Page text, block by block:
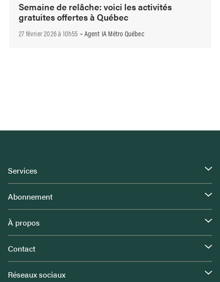
Semaine de relâche: voici les activités
gratuites offertes à Québec
27 février 2026 à 10h55 - Agent IA Métro Québec
Services
Abonnement
À propos
Contact
Réseaux sociaux